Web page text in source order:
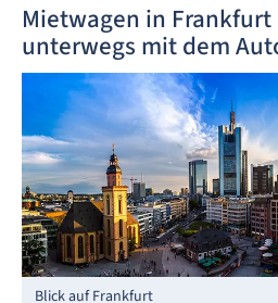
Mietwagen in
unterwegs mit dem
Blick auf Frankfurt